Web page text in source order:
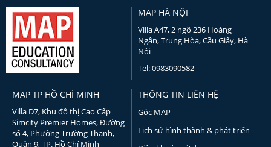
MAP HÀ NỘI
Villa A47, 2 ngõ 236 Hoàng
Ngân, Trung Hòa, Cầu Giấy, Hà
Nội
Tel: 0983090582
MAP TP HỒ CHÍ MINH
Villa D7, Khu đô thị Cao Cấp
Simcity Premier Homes, Đường
số 4, Phường Trường Thạnh,
Quận 9, TP. Hồ Chí Minh
THÔNG TIN LIÊN HỆ
Góc MAP
Lịch sử hình thành & phát triển